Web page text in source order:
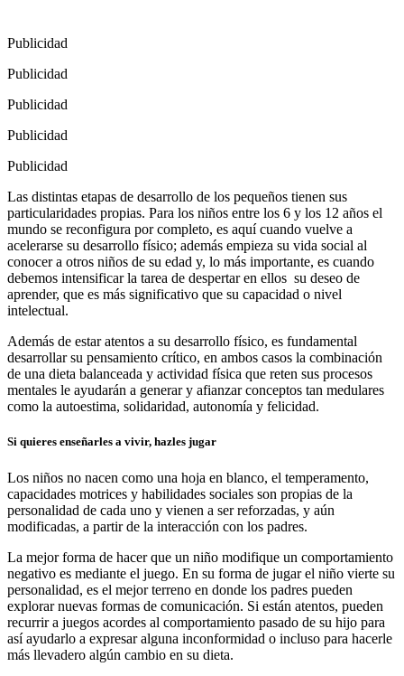
Publicidad
Publicidad
Publicidad
Publicidad
Publicidad
Las distintas etapas de desarrollo de los pequeños tienen sus
particularidades propias. Para los niños entre los 6 y los 12 años el
mundo se reconfigura por completo, es aquí cuando vuelve a
acelerarse su desarrollo físico; además empieza su vida social al
conocer a otros niños de su edad y, lo más importante, es cuando
debemos intensificar la tarea de despertar en ellos su deseo de
aprender, que es más significativo que su capacidad o nivel
intelectual.
Además de estar atentos a su desarrollo físico, es fundamental
desarrollar su pensamiento crítico, en ambos casos la combinación
de una dieta balanceada y actividad física que reten sus procesos
mentales le ayudarán a generar y afianzar conceptos tan medulares
como la autoestima, solidaridad, autonomía y felicidad.
Si quieres enseñarles a vivir, hazles jugar
Los niños no nacen como una hoja en blanco, el temperamento,
capacidades motrices y habilidades sociales son propias de la
personalidad de cada uno y vienen a ser reforzadas, y aún
modificadas, a partir de la interacción con los padres.
La mejor forma de hacer que un niño modifique un comportamiento
negativo es mediante el juego. En su forma de jugar el niño vierte su
personalidad, es el mejor terreno en donde los padres pueden
explorar nuevas formas de comunicación. Si están atentos, pueden
recurrir a juegos acordes al comportamiento pasado de su hijo para
así ayudarlo a expresar alguna inconformidad o incluso para hacerle
más llevadero algún cambio en su dieta.